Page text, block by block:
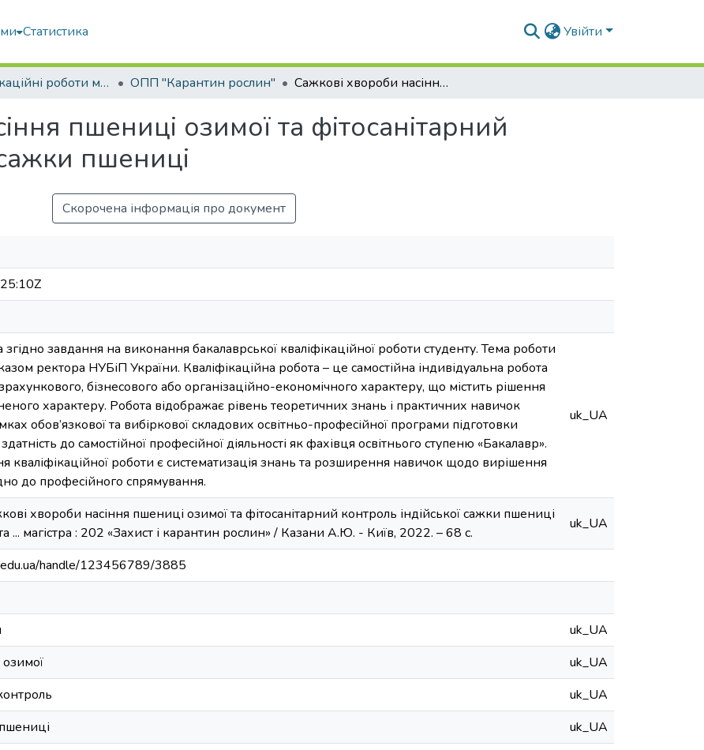
Статистика Увійти
Кваліфікаційні роботи магістрів ОПП "Карантин рослин" Сажкові хвороби насіння пшениці озимої та фітосанітарний контроль індійської сажки пшениці
пшениці озимої та фітосанітарний
пшениці
Скорочена інформація про документ
завдання на виконання бакалаврської кваліфікаційної роботи студенту. Тема роботи
ректора НУБіП України. Кваліфікаційна робота – це самостійна індивідуальна робота
бізнесового або організаційно-економічного характеру, що містить рішення
характеру. Робота відображає рівень теоретичних знань і практичних навичок
обов’язкової та вибіркової складових освітньо-професійної програми підготовки
до самостійної професійної діяльності як фахівця освітнього ступеню «Бакалавр».
кваліфікаційної роботи є систематизація знань та розширення навичок щодо вирішення
до професійного спрямування.
uk_UA
хвороби насіння пшениці озимої та фітосанітарний контроль індійської сажки пшениці
... магістра : 202 «Захист і карантин рослин» / Казани А.Ю. - Київ, 2022. – 68 с.
uk_UA
handle/123456789/3885
uk_UA
uk_UA
uk_UA
uk_UA